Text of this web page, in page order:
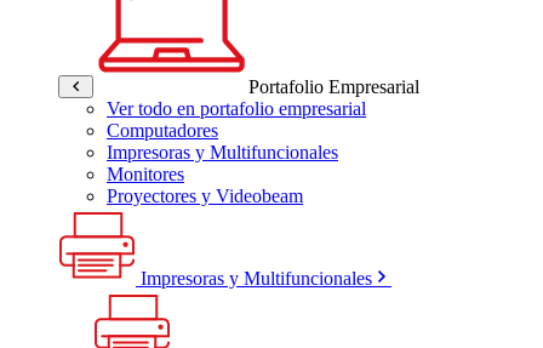
Portafolio Empresarial
Ver todo en portafolio empresarial
Computadores
Impresoras y Multifuncionales
Monitores
Proyectores y Videobeam
Impresoras y Multifuncionales